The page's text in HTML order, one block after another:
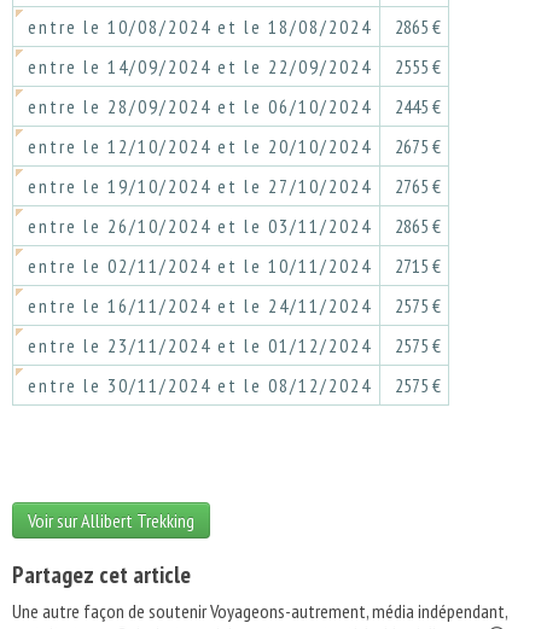
entre le 10/08/2024 et le 18/08/2024
2865 €
entre le 14/09/2024 et le 22/09/2024
2555 €
entre le 28/09/2024 et le 06/10/2024
2445 €
entre le 12/10/2024 et le 20/10/2024
2675 €
entre le 19/10/2024 et le 27/10/2024
2765 €
entre le 26/10/2024 et le 03/11/2024
2865 €
entre le 02/11/2024 et le 10/11/2024
2715 €
entre le 16/11/2024 et le 24/11/2024
2575 €
entre le 23/11/2024 et le 01/12/2024
2575 €
entre le 30/11/2024 et le 08/12/2024
2575 €
Voir sur Allibert Trekking
Partagez cet article
Une autre façon de soutenir Voyageons-autrement, média indépendant,